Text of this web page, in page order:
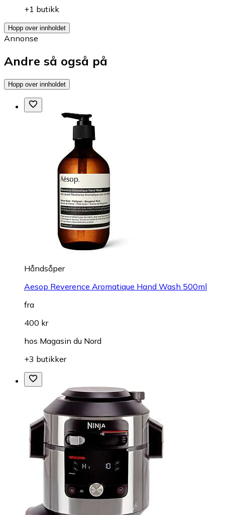
+1 butikk
Hopp over innholdet
Annonse
Andre så også på
Hopp over innholdet
Håndsåper
Aesop Reverence Aromatique Hand Wash 500ml
fra
400 kr
hos Magasin du Nord
+3 butikker